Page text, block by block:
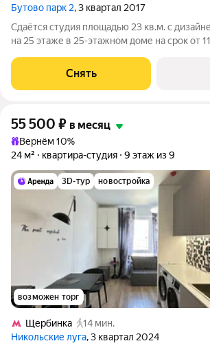
Бутово парк 2, 3 квартал 2017
Сдаётся студия площадью 23 кв.м. с
на 25 этаже в 25-этажном доме на срок от
панельный, окна выходят во двор. Есть
лифта - 2
Снять
55 500 ₽ в месяц
Вернём 10%
24 м²
квартира-студия 9 этаж из 9
3D-тур новостройка
возможен торг
Щербинка
14 мин.
Никольские луга, 3 квартал 2024